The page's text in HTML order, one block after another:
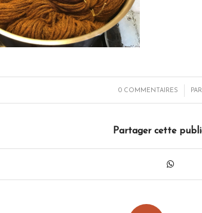
0 COMMENTAIRES
/ PAR
Partager cette